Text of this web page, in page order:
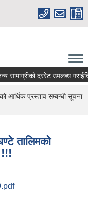
सामाग्रीको दररेट उपलब्ध
आर्थिक प्रस्ताव सम्बन्धी सूचना
तालिमको
!!!